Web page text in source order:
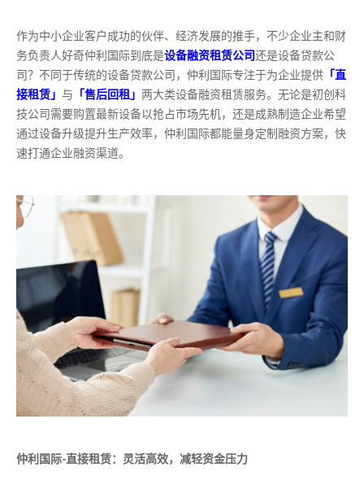
作为中小企业客户成功的伙伴、经济发展的推手，不少企业主和财
务负责人好奇仲利国际到底是设备融资租赁公司还是设备贷款公
司？不同于传统的设备贷款公司，仲利国际专注于为企业提供 「直
接租赁」 与 「售后回租」 两大类设备融资租赁服务。无论是初创科
技公司需要购置最新设备以抢占市场先机，还是成熟制造企业希望
通过设备升级提升生产效率，仲利国际都能量身定制融资方案，快
速打通企业融资渠道。
仲利国际-直接租赁：灵活高效，减轻资金压力